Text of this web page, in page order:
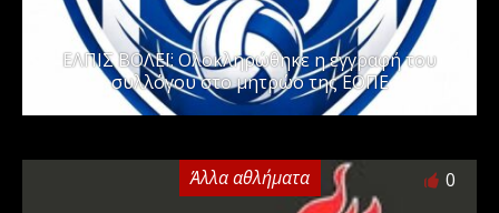
ΕΛΠΙΣ ΒΟΛΕΪ: Ολοκληρώθηκε η εγγραφή του
συλλόγου στο μητρώο της ΕΟΠΕ
Άλλα αθλήματα 0